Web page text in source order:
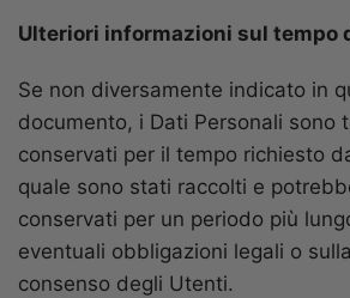
Ulteriori informazioni sul tempo
Se non diversamente indicato in
documento, i Dati Personali sono
conservati per il tempo richiesto
quale sono stati raccolti e
conservati per un periodo più
eventuali obbligazioni legali o
consenso degli Utenti.